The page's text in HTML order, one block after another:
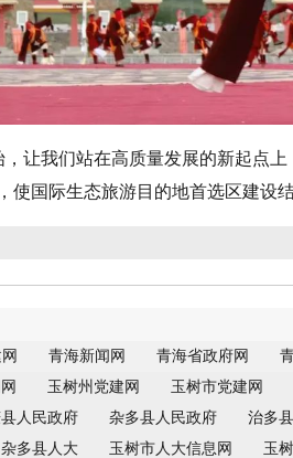
我们站在高质量发展的新起点上
使国际生态旅游目的地首选区建设
青海新闻网 青海省政府网
玉树州党建网
玉树市党建网
人民政府 杂多县人民政府
治多
杂多县人大 玉树市人大信息网 玉